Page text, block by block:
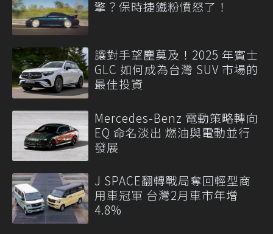
擎？保時捷鐵粉憤怒了！
讓對手望塵莫及！2025 年賓士
GLC 如何成為台灣 SUV 市場的
最佳投資
Mercedes-Benz 電動策略轉向
EQ 命名淡出 燃油與電動並行
發展
J SPACE翻轉戰局奪回輕型商
用車冠軍 台灣2月車市年增
4.8%